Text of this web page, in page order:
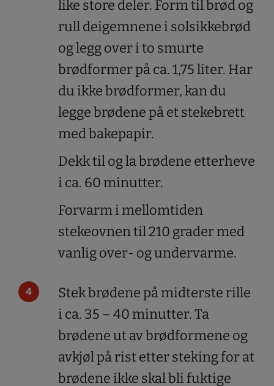
like store deler. Form til brød og
rull deigemnene i solsikkebrød
og legg over i to smurte
brødformer på ca. 1,75 liter. Har
du ikke brødformer, kan du
legge brødene på et stekebrett
med bakepapir.
Dekk til og la brødene etterheve
i ca. 60 minutter.
Forvarm i mellomtiden
stekeovnen til 210 grader med
vanlig over- og undervarme.
Stek brødene på midterste rille
i ca. 35 – 40 minutter. Ta
brødene ut av brødformene og
avkjøl på rist etter steking for at
brødene ikke skal bli fuktige